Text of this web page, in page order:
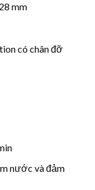
mm
có chân đỡ
nước và đảm